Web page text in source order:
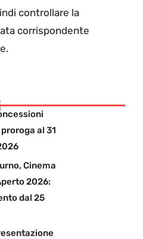
controllare la
corrispondente
al 31
Cinema
2026:
dal 25